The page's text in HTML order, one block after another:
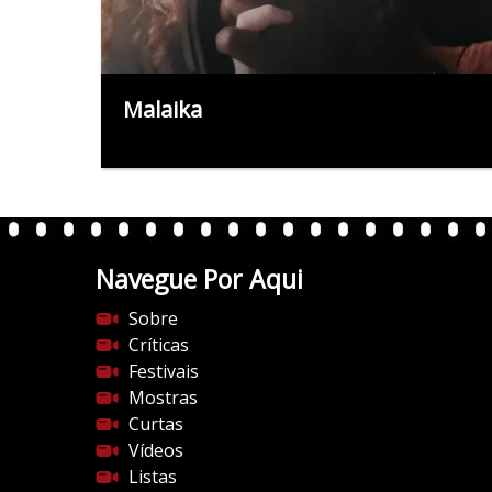
Malaika
Navegue Por Aqui
Sobre
Críticas
Festivais
Mostras
Curtas
Vídeos
Listas